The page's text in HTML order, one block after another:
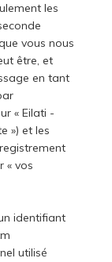
les
vous nous
être, et
en tant
« Eilati -
») et les
« vos
identifiant
utilisé